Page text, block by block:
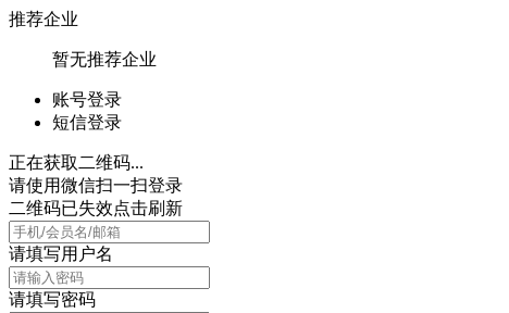
推荐企业
暂无推荐企业
账号登录
短信登录
正在获取二维码...
请使用微信扫一扫登录
二维码已失效点击刷新
请填写用户名
请填写密码